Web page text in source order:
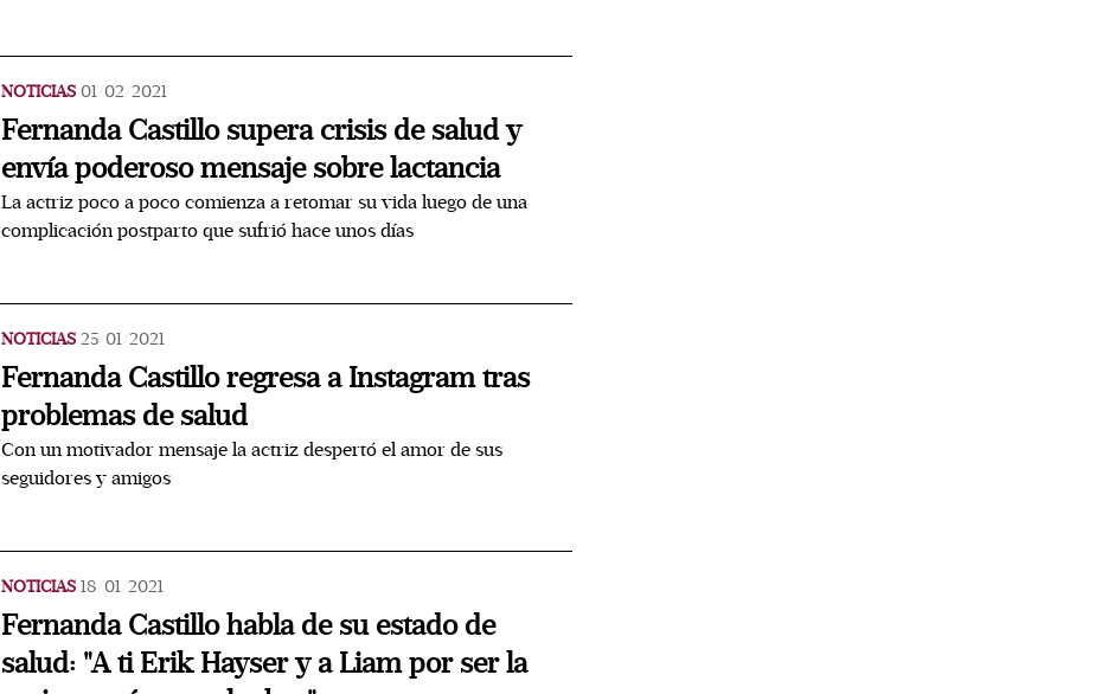
NOTICIAS 01/02/2021
Fernanda Castillo supera crisis de salud y
envía poderoso mensaje sobre lactancia
La actriz poco a poco comienza a retomar su vida luego de una
complicación postparto que sufrió hace unos días
NOTICIAS 25/01/2021
Fernanda Castillo regresa a Instagram tras
problemas de salud
Con un motivador mensaje la actriz despertó el amor de sus
seguidores y amigos
NOTICIAS 18/01/2021
Fernanda Castillo habla de su estado de
salud: "A ti Erik Hayser y a Liam por ser la